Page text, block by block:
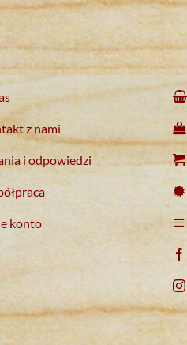
z nami
i odpowiedzi
konto